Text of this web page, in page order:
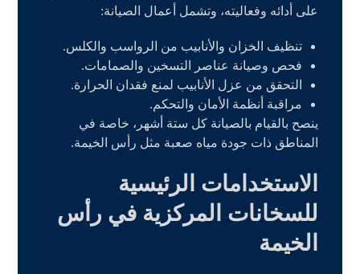
على أدائه وفعاليته، وتشمل أعمال الصيانة:
تنظيف الخزان والأنابيب من الرواسب والكلس.
فحص وصيانة عناصر التسخين والصمامات.
التحقق من عزل الأنابيب لمنع فقدان الحرارة.
مراقبة أنظمة الأمان والتحكم.
ينصح بالقيام بالصيانة كل ستة أشهر، خاصة في
المناطق ذات جودة مياه صعبة مثل رأس الخيمة.
الاستخدامات الرئيسية
للسخانات المركزية في رأس
الخيمة